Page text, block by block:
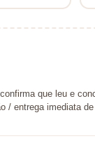
que leu e
/ entrega imediata